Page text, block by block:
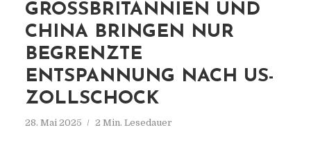
GROSSBRITANNIEN UND C
HINA BRINGEN NUR B
EGRENZTE E
NTSPANNUNG NACH US-Z
OLLSCHOCK
28. Mai 2025 2 Min. Lesedauer